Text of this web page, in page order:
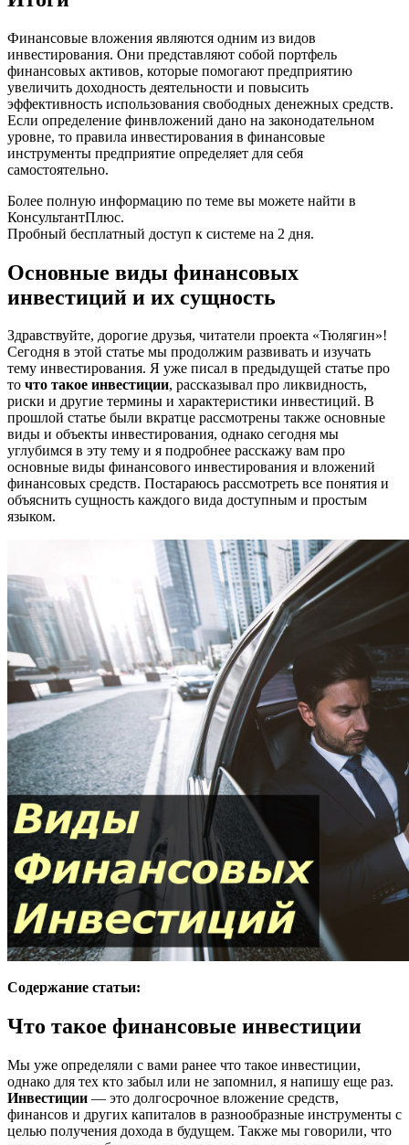
Финансовые вложения являются одним из видов
инвестирования. Они представляют собой портфель
финансовых активов, которые помогают предприятию
увеличить доходность деятельности и повысить
эффективность использования свободных денежных средств.
Если определение финвложений дано на законодательном
уровне, то правила инвестирования в финансовые
инструменты предприятие определяет для себя
самостоятельно.
Более полную информацию по теме вы можете найти в
КонсультантПлюс.
Пробный бесплатный доступ к системе на 2 дня.
Основные виды финансовых
инвестиций и их сущность
Здравствуйте, дорогие друзья, читатели проекта «Тюлягин»!
Сегодня в этой статье мы продолжим развивать и изучать
тему инвестирования. Я уже писал в предыдущей статье про
то что такое инвестиции, рассказывал про ликвидность,
риски и другие термины и характеристики инвестиций. В
прошлой статье были вкратце рассмотрены также основные
виды и объекты инвестирования, однако сегодня мы
углубимся в эту тему и я подробнее расскажу вам про
основные виды финансового инвестирования и вложений
финансовых средств. Постараюсь рассмотреть все понятия и
объяснить сущность каждого вида доступным и простым
языком.
Содержание статьи:
Что такое финансовые инвестиции
Мы уже определяли с вами ранее что такое инвестиции,
однако для тех кто забыл или не запомнил, я напишу еще раз.
Инвестиции — это долгосрочное вложение средств,
финансов и других капиталов в разнообразные инструменты с
целью получения дохода в будущем. Также мы говорили, что